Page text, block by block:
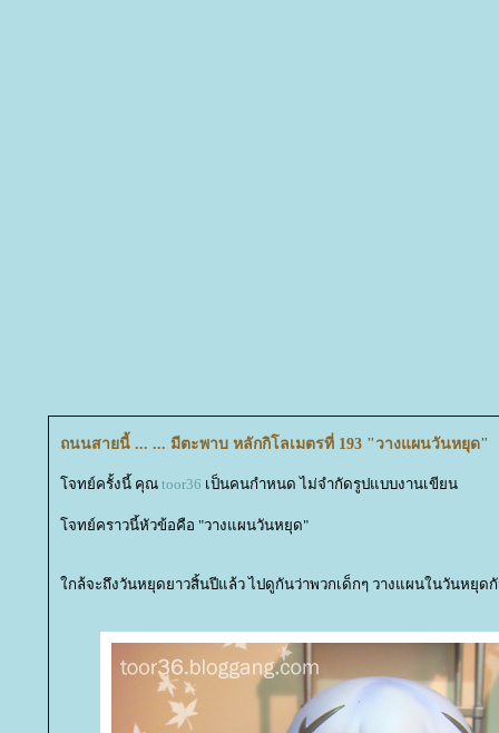
ถนนสายนี้ ... ... มีตะพาบ หลักกิโลเมตรที่ 193 "วางแผนวันหยุด"
จทย์ครั้งนี้ คุณ toor36 เป็นคนกำหนด ไม่จำกัดรูปแบบงานเขียน
จทย์คราวนี้หัวข้อคือ "วางแผนวันหยุด"
กล้จะถึงวันหยุดยาวสิ้นปีแล้ว ไปดูกันว่าพวกเด็กๆ วางแผนในวันหยุดกั